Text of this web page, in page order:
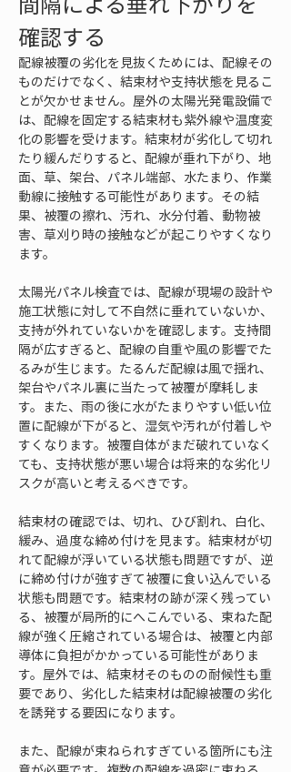
確認する
配線被覆の劣化を見抜くためには、配線その
ものだけでなく、結束材や支持状態を見るこ
とが欠かせません。屋外の太陽光発電設備で
は、配線を固定する結束材も紫外線や温度変
化の影響を受けます。結束材が劣化して切れ
たり緩んだりすると、配線が垂れ下がり、地
面、草、架台、パネル端部、水たまり、作業
動線に接触する可能性があります。その結
果、被覆の擦れ、汚れ、水分付着、動物被
害、草刈り時の接触などが起こりやすくなり
ます。
太陽光パネル検査では、配線が現場の設計や
施工状態に対して不自然に垂れていないか、
支持が外れていないかを確認します。支持間
隔が広すぎると、配線の自重や風の影響でた
るみが生じます。たるんだ配線は風で揺れ、
架台やパネル裏に当たって被覆が摩耗しま
す。また、雨の後に水がたまりやすい低い位
置に配線が下がると、湿気や汚れが付着しや
すくなります。被覆自体がまだ破れていなく
ても、支持状態が悪い場合は将来的な劣化リ
スクが高いと考えるべきです。
結束材の確認では、切れ、ひび割れ、白化、
緩み、過度な締め付けを見ます。結束材が切
れて配線が浮いている状態も問題ですが、逆
に締め付けが強すぎて被覆に食い込んでいる
状態も問題です。結束材の跡が深く残ってい
る、被覆が局所的にへこんでいる、束ねた配
線が強く圧縮されている場合は、被覆と内部
導体に負担がかかっている可能性がありま
す。屋外では、結束材そのものの耐候性も重
要であり、劣化した結束材は配線被覆の劣化
を誘発する要因になります。
また、配線が束ねられすぎている箇所にも注